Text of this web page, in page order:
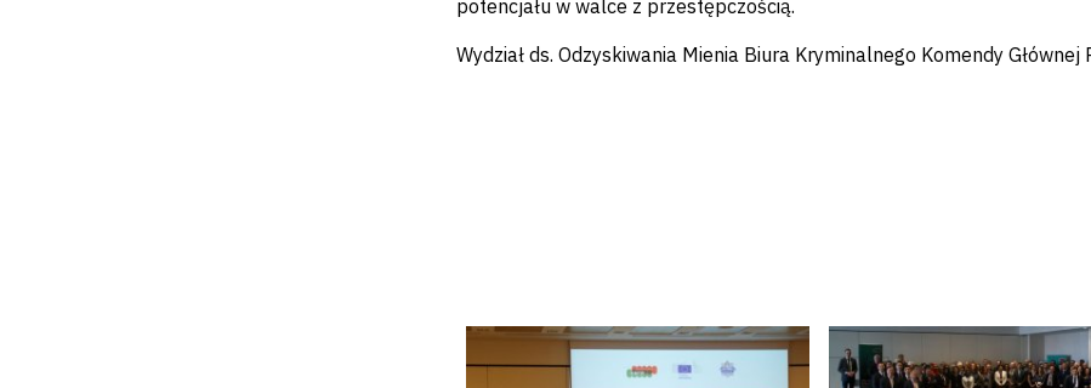
potencjału w walce z przestępczością.
Wydział ds. Odzyskiwania Mienia Biura Kryminalnego Komendy Głównej